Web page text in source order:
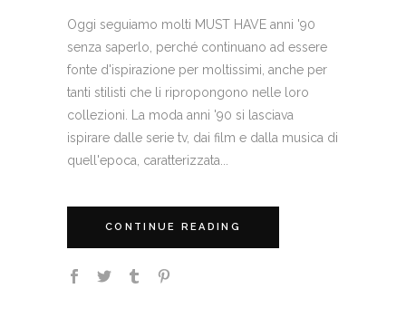
Oggi seguiamo molti MUST HAVE anni '90
senza saperlo, perché continuano ad essere
fonte d'ispirazione per moltissimi, anche per
tanti stilisti che li ripropongono nelle loro
collezioni. La moda anni '90 si lasciava
ispirare dalle serie tv, dai film e dalla musica di
quell'epoca, caratterizzata...
CONTINUE READING